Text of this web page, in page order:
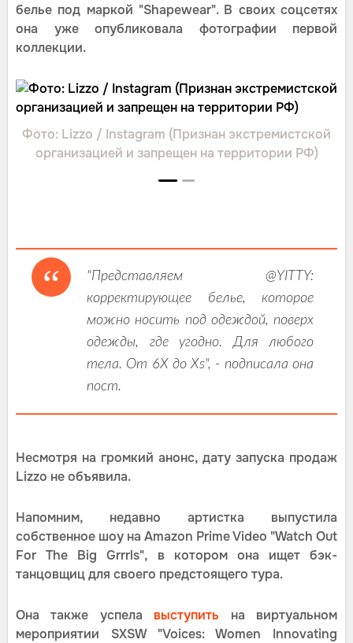
белье под маркой "Shapewear". В своих соцсетях
она уже опубликовала фотографии первой
коллекции.
Фото: Lizzo / Instagram (Признан экстремистской
организацией и запрещен на территории РФ)
"Представляем @YITTY:
корректирующее белье, которое
можно носить под одеждой, поверх
одежды, где угодно. Для любого
тела. От 6X до Xs", - подписала она
пост.
Несмотря на громкий анонс, дату запуска продаж
Lizzo не объявила.
Напомним, недавно артистка выпустила
собственное шоу на Amazon Prime Video "Watch Out
For The Big Grrrls", в котором она ищет бэк-
танцовщиц для своего предстоящего тура.
Она также успела выступить на виртуальном
мероприятии SXSW "Voices: Women Innovating